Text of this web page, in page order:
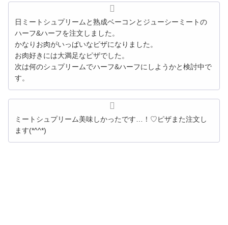
日 ミートシュプリームと熟成ベーコンとジューシーミートの
ハーフ&ハーフを注文しました。
かなりお肉がいっぱいなピザになりました。
お肉好きには大満足なピザでした。
次は何のシュプリームでハーフ&ハーフにしようかと検討中で
す。
ミートシュプリーム美味しかったです…！♡ピザまた注文し
ます(*^^*)